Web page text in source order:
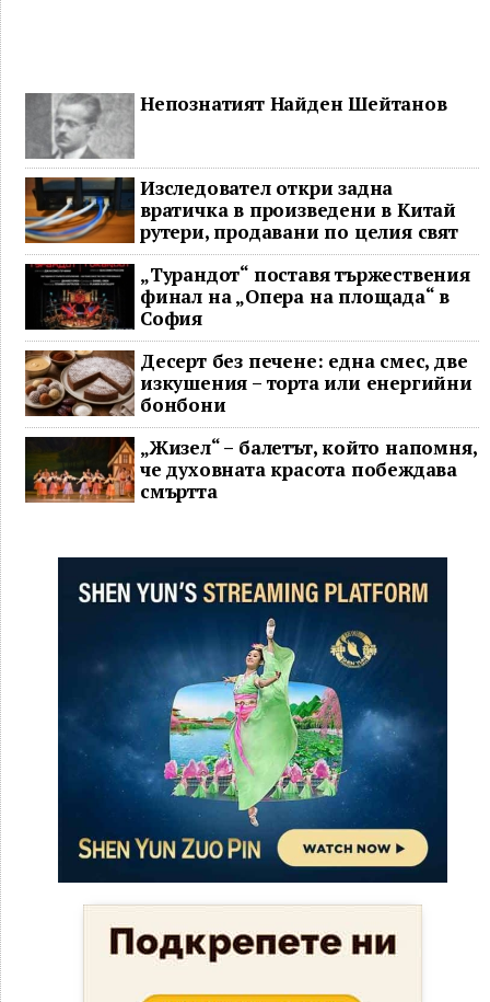
Непознатият Найден Шейтанов
Изследовател откри задна
вратичка в произведени в Китай
рутери, продавани по целия свят
„Турандот“ поставя тържествения
финал на „Опера на площада“ в
София
Десерт без печене: една смес, две
изкушения – торта или енергийни
бонбони
„Жизел“ – балетът, който напомня,
че духовната красота побеждава
смъртта